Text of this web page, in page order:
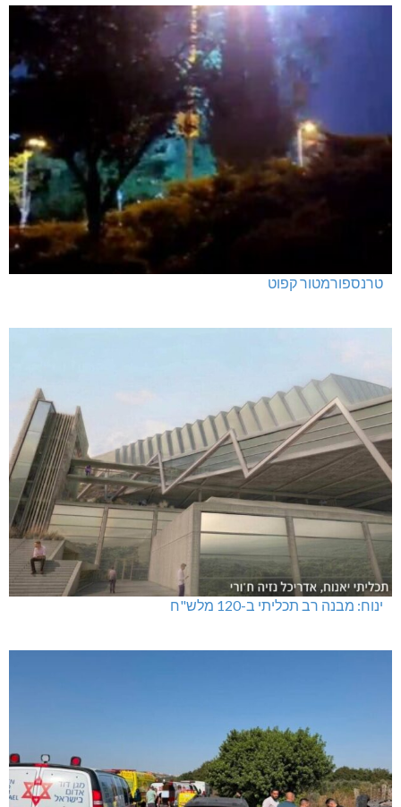
טרנספורמטור קפוט
ינוח: מבנה רב תכליתי ב-120 מלש"ח